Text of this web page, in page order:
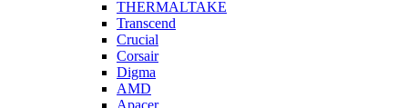
THERMALTAKE
Transcend
Crucial
Corsair
Digma
AMD